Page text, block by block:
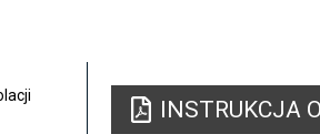
INSTRUKCJA